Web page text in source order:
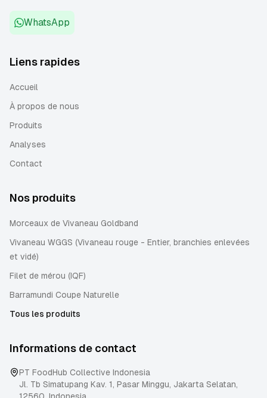
WhatsApp
Liens rapides
Accueil
À propos de nous
Produits
Analyses
Contact
Nos produits
Morceaux de Vivaneau Goldband
Vivaneau WGGS (Vivaneau rouge - Entier, branchies enlevées
et vidé)
Filet de mérou (IQF)
Barramundi Coupe Naturelle
Tous les produits
Informations de contact
PT FoodHub Collective Indonesia
Jl. Tb Simatupang Kav. 1, Pasar Minggu, Jakarta Selatan,